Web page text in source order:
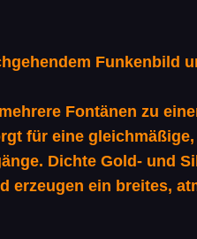
Funkenbild
Fontänen zu
für eine
Dichte Gold- und
erzeugen ein breites,